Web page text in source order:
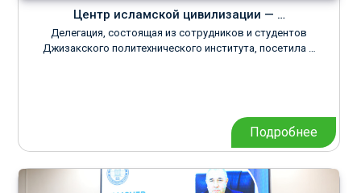
Центр исламской цивилизации — …
Делегация, состоящая из сотрудников и студентов
Джизакского политехнического института, посетила …
Подробнее